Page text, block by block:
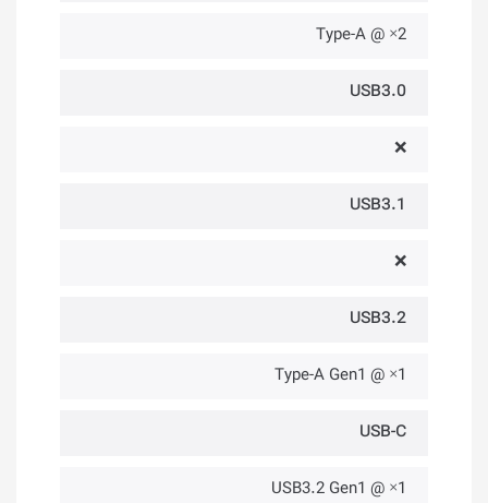
2× @ Type-A
USB3.0
❌
USB3.1
❌
USB3.2
1× @ Type-A Gen1
USB-C
1× @ USB3.2 Gen1